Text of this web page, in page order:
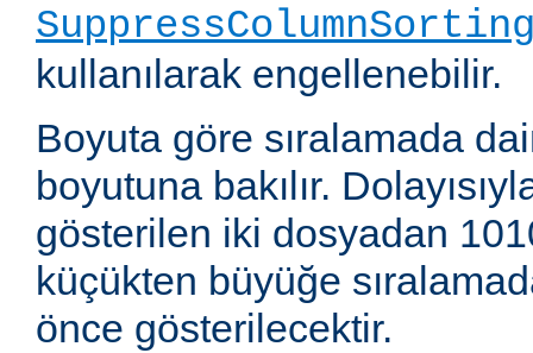
kullanılarak engellenebilir.
Boyuta göre sıralamada
boyutuna bakılır.
gösterilen iki dosyadan
küçükten büyüğe
önce gösterilecektir.